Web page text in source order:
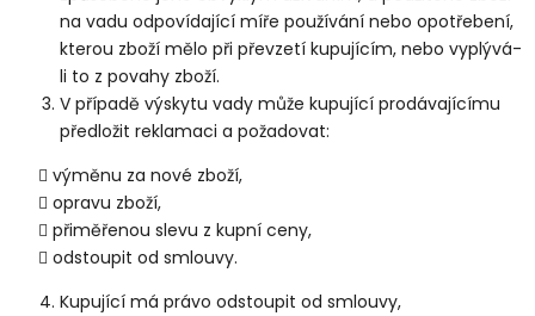
na vadu odpovídající míře používání nebo opotřebení,
kterou zboží mělo při převzetí kupujícím, nebo vyplývá-
li to z povahy zboží.
V případě výskytu vady může kupující prodávajícímu
předložit reklamaci a požadovat:
výměnu za nové zboží,
opravu zboží,
přiměřenou slevu z kupní ceny,
odstoupit od smlouvy.
Kupující má právo odstoupit od smlouvy,